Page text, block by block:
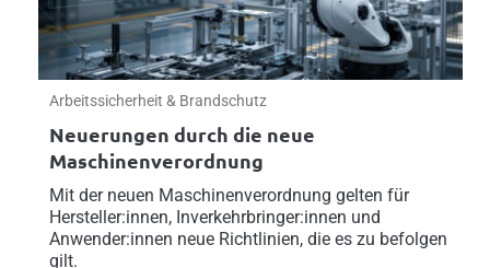
Arbeitssicherheit & Brandschutz
Neuerungen durch die neue
Maschinenverordnung
Mit der neuen Maschinenverordnung gelten für
Hersteller:innen, Inverkehrbringer:innen und
Anwender:innen neue Richtlinien, die es zu befolgen
gilt.